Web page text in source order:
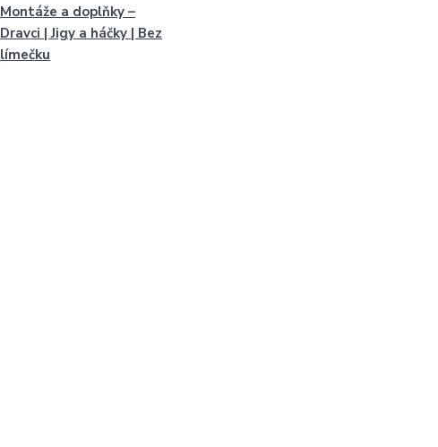
Montáže a doplňky –
Dravci | Jigy a háčky | Bez
límečku